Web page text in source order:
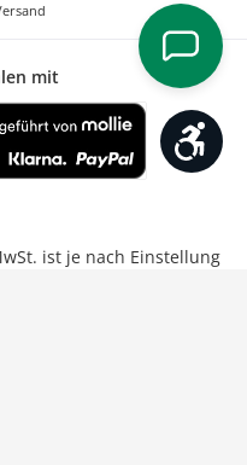
mit
ist je nach Einstellung